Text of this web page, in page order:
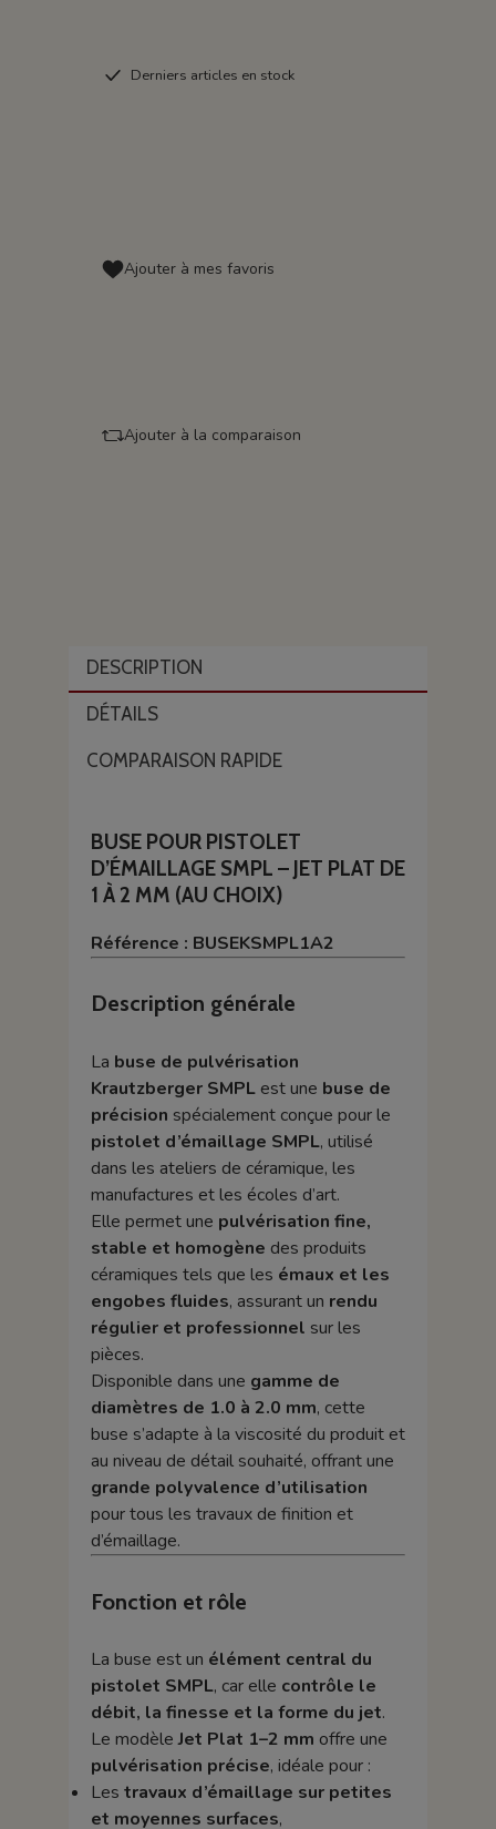
Derniers articles en stock
Ajouter à mes favoris
Ajouter à la comparaison
DESCRIPTION
DÉTAILS
COMPARAISON RAPIDE
BUSE POUR PISTOLET
D’ÉMAILLAGE SMPL – JET PLAT DE
1 À 2 MM (AU CHOIX)
Référence : BUSEKSMPL1A2
Description générale
La buse de pulvérisation
Krautzberger SMPLest une buse de
précision spécialement conçue pour le
pistolet d’émaillage SMPL, utilisé
dans les ateliers de céramique, les
manufactures et les écoles d’art.
Elle permet une pulvérisation fine,
stable et homogène des produits
céramiques tels que les émaux et les
engobes fluides, assurant un rendu
régulier et professionnel sur les
pièces.
Disponible dans une gamme de
diamètres de 1.0 à 2.0 mm, cette
buse s’adapte à la viscosité du produit et
au niveau de détail souhaité, offrant une
grande polyvalence d’utilisation
pour tous les travaux de finition et
d’émaillage.
Fonction et rôle
La buse est un élément central du
pistolet SMPL, car elle contrôle le
débit, la finesse et la forme du jet.
Le modèleJet Plat 1–2 mm offre une
pulvérisation précise, idéale pour :
Les travaux d’émaillage sur petites
et moyennes surfaces,